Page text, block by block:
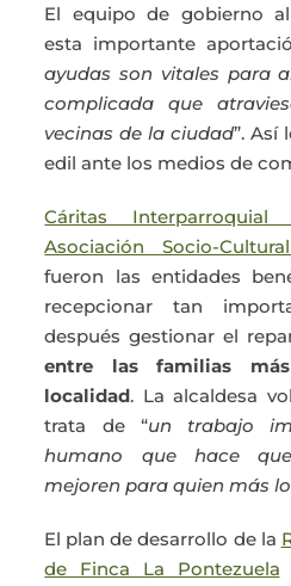
El equipo de gobierno
esta importante
ayudas son vitales para
complicada que
vecinas de la ciudad”. Así
edil ante los medios de
Cáritas Interparroquial
Asociación Socio-
fueron las entidades
recepcionar tan
después gestionar el
entre las familias
localidad. La alcaldesa
trata de “un trabajo
humano que hace
mejoren para quien más
El plan de desarrollo de la
de Finca La Pontezuela